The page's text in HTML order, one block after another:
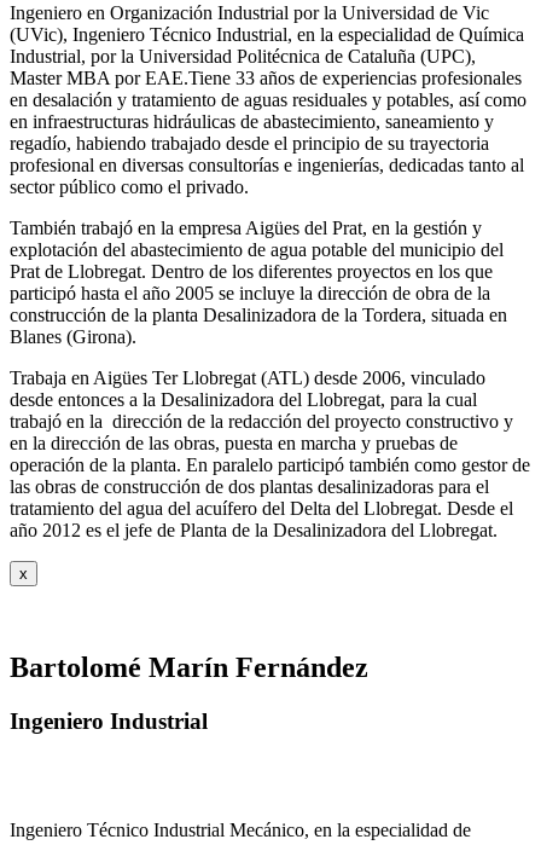
Ingeniero en Organización Industrial por la Universidad de Vic
(UVic), Ingeniero Técnico Industrial, en la especialidad de Química
Industrial, por la Universidad Politécnica de Cataluña (UPC),
Master MBA por EAE.Tiene 33 años de experiencias profesionales
en desalación y tratamiento de aguas residuales y potables, así como
en infraestructuras hidráulicas de abastecimiento, saneamiento y
regadío, habiendo trabajado desde el principio de su trayectoria
profesional en diversas consultorías e ingenierías, dedicadas tanto al
sector público como el privado.
También trabajó en la empresa Aigües del Prat, en la gestión y
explotación del abastecimiento de agua potable del municipio del
Prat de Llobregat. Dentro de los diferentes proyectos en los que
participó hasta el año 2005 se incluye la dirección de obra de la
construcción de la planta Desalinizadora de la Tordera, situada en
Blanes (Girona).
Trabaja en Aigües Ter Llobregat (ATL) desde 2006, vinculado
desde entonces a la Desalinizadora del Llobregat, para la cual
trabajó en la dirección de la redacción del proyecto constructivo y
en la dirección de las obras, puesta en marcha y pruebas de
operación de la planta. En paralelo participó también como gestor de
las obras de construcción de dos plantas desalinizadoras para el
tratamiento del agua del acuífero del Delta del Llobregat. Desde el
año 2012 es el jefe de Planta de la Desalinizadora del Llobregat.
x
Bartolomé Marín Fernández
Ingeniero Industrial
Ingeniero Técnico Industrial Mecánico, en la especialidad de